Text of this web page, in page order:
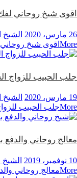
اقوى شيخ روحاني
26 مارس، 2020
More اقوى شيخ
جلب الحبيب للزواج الشيخ
19 مارس، 2020
Moreجلب الحبيب للزواج
معالج روحاني
10 نوفمبر، 2019
Moreمعالج روحاني